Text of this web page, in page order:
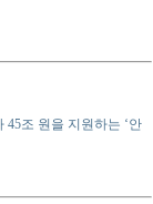
조 원을 지원하는 ‘안